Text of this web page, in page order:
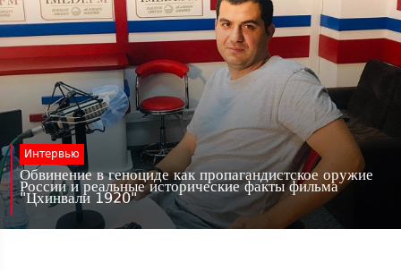
Интервью
Обвинение в геноциде как пропагандистское оружие
России и реальные исторические факты фильма
"Цхинвали 1920"